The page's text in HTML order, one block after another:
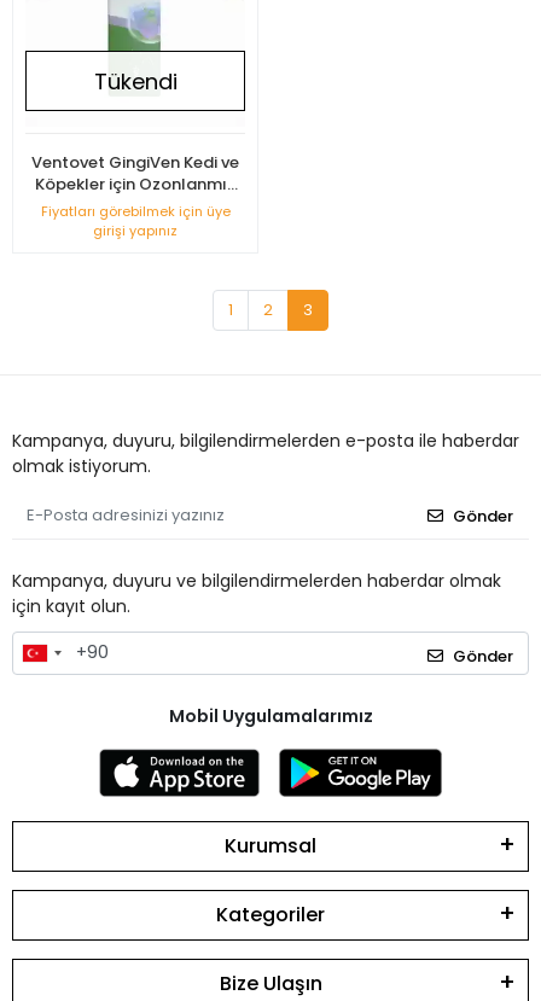
Tükendi
Ventovet GingiVen Kedi ve
Köpekler için Ozonlanmış
Zeytinyağı 20ml (Ağız ve
Diş Sağlığı Destekleyici)
Fiyatları görebilmek için üye
girişi yapınız
1 2 3
Kampanya, duyuru, bilgilendirmelerden e-posta ile haberdar
olmak istiyorum.
Gönder
Kampanya, duyuru ve bilgilendirmelerden haberdar olmak
için kayıt olun.
Gönder
Mobil Uygulamalarımız
Kurumsal
Kategoriler
Bize Ulaşın